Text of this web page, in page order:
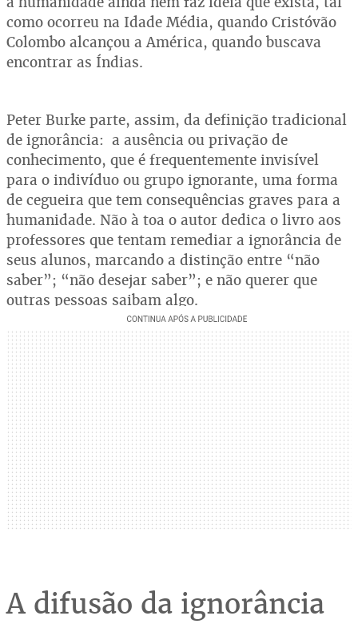
como ocorreu na Idade Média, quando Cristóvão
Colombo alcançou a América, quando buscava
encontrar as Índias.
Peter Burke parte, assim, da definição tradicional
de ignorância: a ausência ou privação de
conhecimento, que é frequentemente invisível
para o indivíduo ou grupo ignorante, uma forma
de cegueira que tem consequências graves para a
humanidade. Não à toa o autor dedica o livro aos
professores que tentam remediar a ignorância de
seus alunos, marcando a distinção entre “não
saber”; “não desejar saber”; e não querer que
outras pessoas saibam algo.
A difusão da ignorância